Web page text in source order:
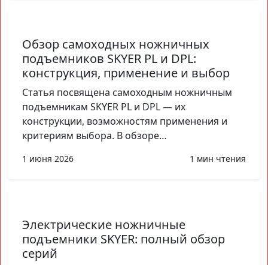
Обзор самоходных ножничных
подъемников SKYER PL и DPL:
конструкция, применение и выбор
Статья посвящена самоходным ножничным
подъемникам SKYER PL и DPL — их
конструкции, возможностям применения и
критериям выбора. В обзоре…
1 июня 2026 1 мин чтения
Электрические ножничные
подъемники SKYER: полный обзор
серий